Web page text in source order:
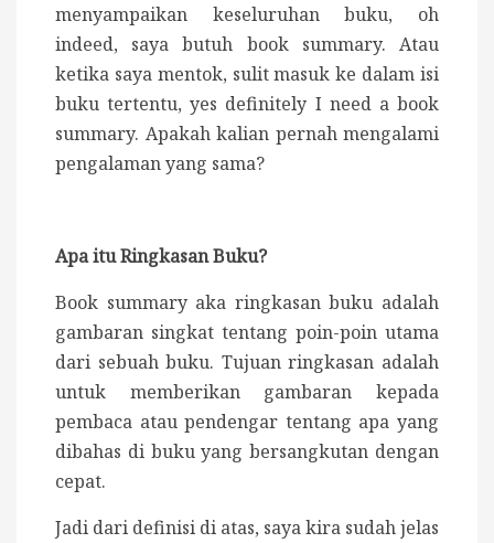
menyampaikan keseluruhan buku, oh
indeed, saya butuh book summary. Atau
ketika saya mentok, sulit masuk ke dalam isi
buku tertentu, yes definitely I need a book
summary. Apakah kalian pernah mengalami
pengalaman yang sama?
Apa itu Ringkasan Buku?
Book summary aka ringkasan buku adalah
gambaran singkat tentang poin-poin utama
dari sebuah buku. Tujuan ringkasan adalah
untuk memberikan gambaran kepada
pembaca atau pendengar tentang apa yang
dibahas di buku yang bersangkutan dengan
cepat.
Jadi dari definisi di atas, saya kira sudah jelas